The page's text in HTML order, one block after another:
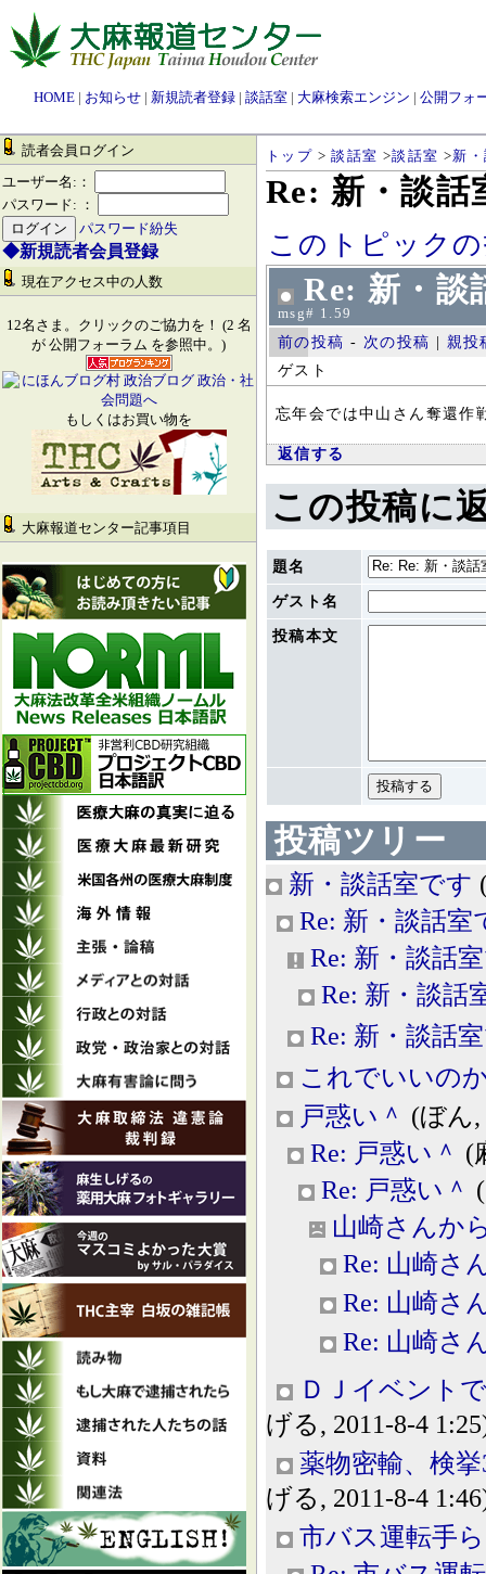
HOME | お知らせ | 新規読者登録 | 談話室 | 大麻検索エンジン | 公開フォ
読者会員ログイン
ユーザー名:：
パスワード: ：
パスワード紛失
◆新規読者会員登録
現在アクセス中の人数
12名さま。クリックのご協力を！ (2 名
が 公開フォーラム を参照中。)
もしくはお買い物を
大麻報道センター記事項目
トップ >談話室 >談話室 >新
Re: 新・談話
このトピック
Re: 新・談
msg# 1.59
前の投稿 - 次の投稿
親投
ゲスト
忘年会では中山さん奪還作
返信する
この投稿に
題名
ゲスト名
投稿本文
投稿ツリー
新・談話室です
Re: 新・談話室
Re: 新・談話
Re: 新・談話
Re: 新・談話
これでいいの
戸惑い＾ (ぼん,
Re: 戸惑い＾ (
Re: 戸惑い＾
山崎さんか
Re: 山崎さ
Re: 山崎さ
Re: 山崎さ
ＤＪイベント
げる, 2011-8-4
薬物密輸、検
げる, 2011-8-4
市バス運転手